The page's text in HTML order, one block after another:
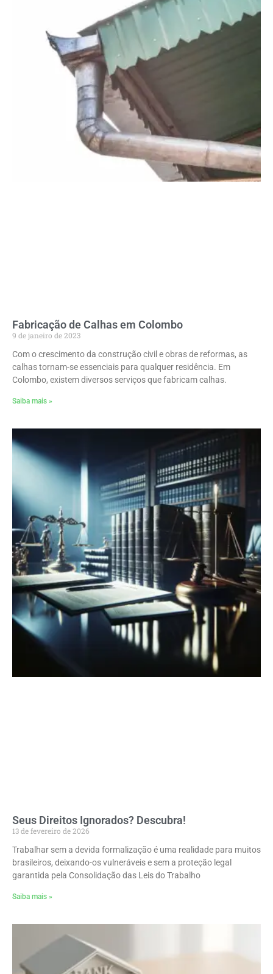
Fabricação de Calhas em Colombo
9 de janeiro de 2023
Com o crescimento da construção civil e obras de reformas, as
calhas tornam-se essenciais para qualquer residência. Em
Colombo, existem diversos serviços que fabricam calhas.
Saiba mais »
Seus Direitos Ignorados? Descubra!
13 de fevereiro de 2026
Trabalhar sem a devida formalização é uma realidade para muitos
brasileiros, deixando-os vulneráveis e sem a proteção legal
garantida pela Consolidação das Leis do Trabalho
Saiba mais »